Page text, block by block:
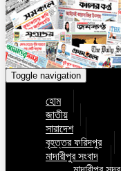
Toggle navigation
হোম
জাতীয়
সারাদেশ
বৃহত্তর ফরিদপুর
মাদারীপুর সংবাদ